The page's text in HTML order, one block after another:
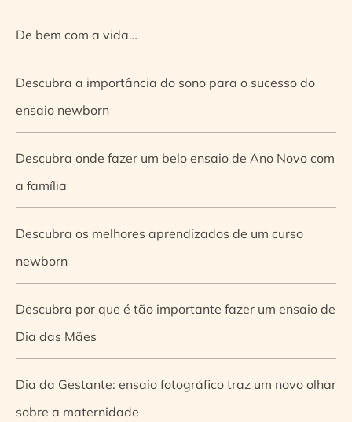
De bem com a vida…
Descubra a importância do sono para o sucesso do
ensaio newborn
Descubra onde fazer um belo ensaio de Ano Novo com
a família
Descubra os melhores aprendizados de um curso
newborn
Descubra por que é tão importante fazer um ensaio de
Dia das Mães
Dia da Gestante: ensaio fotográfico traz um novo olhar
sobre a maternidade